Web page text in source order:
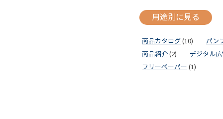
用途別に見る
商品カタログ (10)
パン
商品紹介 (2)
デジタル
フリーペーパー (1)